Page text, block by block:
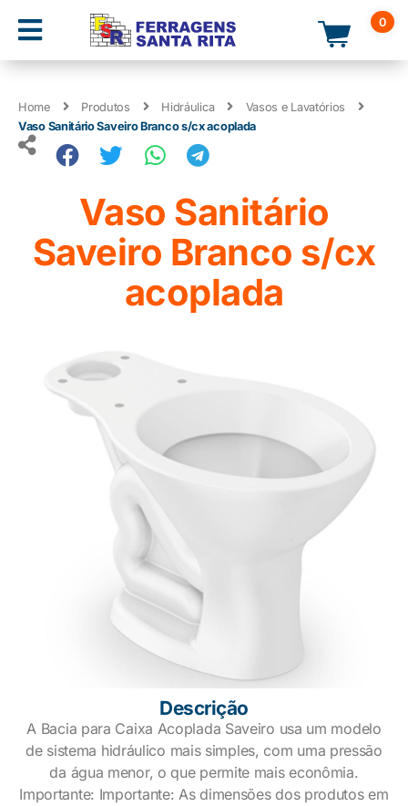
0
Home Produtos Hidráulica
Vasos e Lavatórios
Vaso Sanitário Saveiro Branco s/cx acoplada
Vaso Sanitário
Saveiro Branco s/cx
acoplada
Descrição
A Bacia para Caixa Acoplada Saveiro usa um modelo
de sistema hidráulico mais simples, com uma pressão
da água menor, o que permite mais econômia.
Importante: Importante: As dimensões dos produtos em